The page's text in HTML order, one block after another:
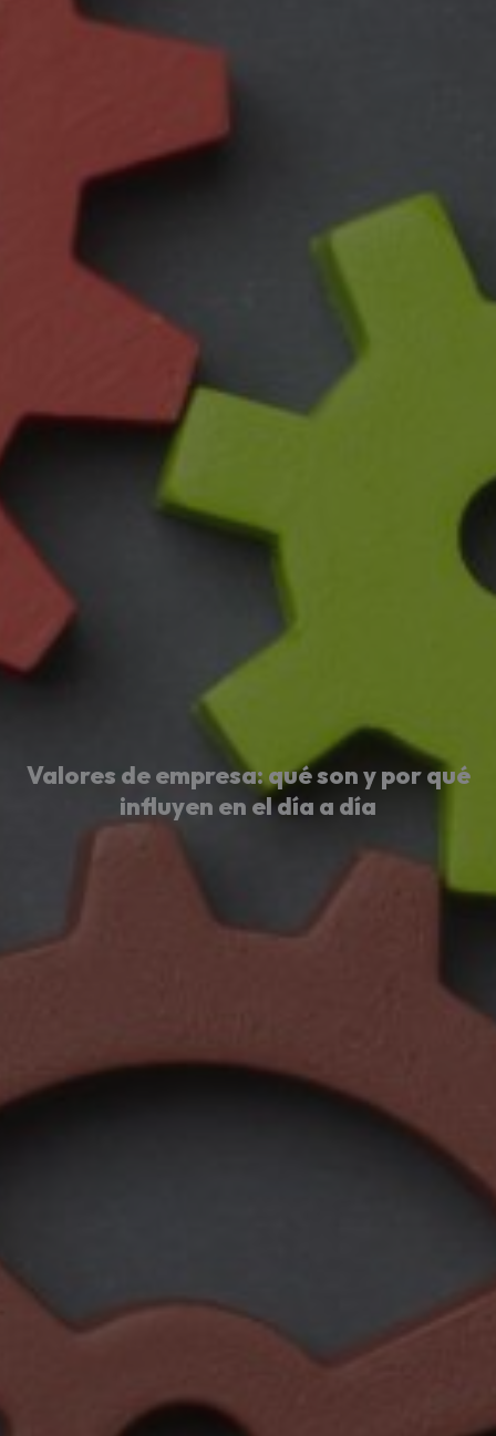
Valores de empresa: qué son y por qué
influyen en el día a día